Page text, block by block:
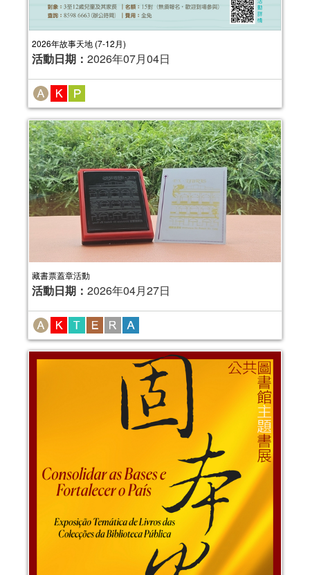
2026年故事天地 (7-12月)
活動日期： 2026年07月04日
藏書票蓋章活動
活動日期： 2026年04月27日